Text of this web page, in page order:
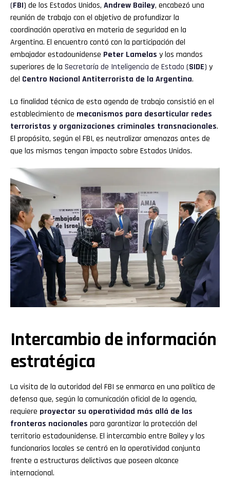
(FBI) de los Estados Unidos, Andrew Bailey, encabezó una
reunión de trabajo con el objetivo de profundizar la
coordinación operativa en materia de seguridad en la
Argentina. El encuentro contó con la participación del
embajador estadounidense Peter Lamelas y los mandos
superiores de la Secretaría de Inteligencia de Estado (SIDE) y
del Centro Nacional Antiterrorista de la Argentina.
La finalidad técnica de esta agenda de trabajo consistió en el
establecimiento de mecanismos para desarticular redes
terroristas y organizaciones criminales transnacionales.
El propósito, según el FBI, es neutralizar amenazas antes de
que las mismas tengan impacto sobre Estados Unidos.
Intercambio de información
estratégica
La visita de la autoridad del FBI se enmarca en una política de
defensa que, según la comunicación oficial de la agencia,
requiere proyectar su operatividad más allá de las
fronteras nacionales para garantizar la protección del
territorio estadounidense. El intercambio entre Bailey y los
funcionarios locales se centró en la operatividad conjunta
frente a estructuras delictivas que poseen alcance
internacional.